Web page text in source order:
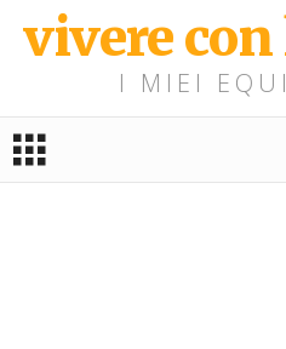
vivere
I MIEI